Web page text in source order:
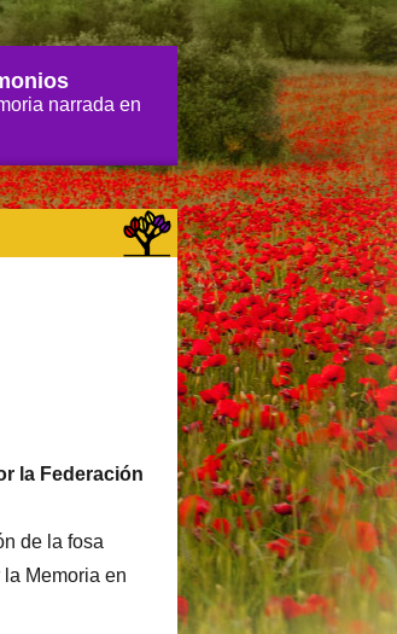
narrada en
la Federación
de la fosa
Memoria en